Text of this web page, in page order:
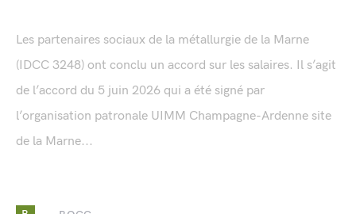
Les partenaires sociaux de la métallurgie de la Marne
(IDCC 3248) ont conclu un accord sur les salaires. Il s’agit
de l’accord du 5 juin 2026 qui a été signé par
l’organisation patronale UIMM Champagne-Ardenne site
de la Marne...